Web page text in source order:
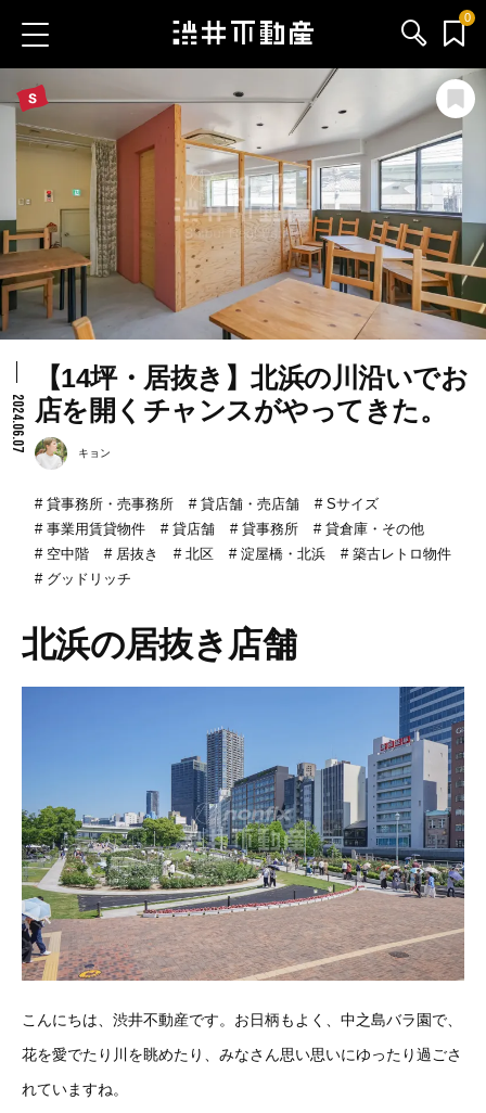
0
お気に入り物件 お問い合わせ
ブログ
サービス内容
渋井不動産のメンバー
会社情報
2024.06.07
【14坪・居抜き】北浜の川沿いでお
店を開くチャンスがやってきた。
キョン
貸事務所・売事務所 貸店舗・売店舗
Sサイズ
事業用賃貸物件
貸店舗 貸事務所
貸倉庫・その他
空中階
居抜き 北区 淀屋橋・北浜
築古レトロ物件
グッドリッチ
北浜の居抜き店舗
こんにちは、渋井不動産です。お日柄もよく、中之島バラ園で、
花を愛でたり川を眺めたり、みなさん思い思いにゆったり過ごさ
れていますね。